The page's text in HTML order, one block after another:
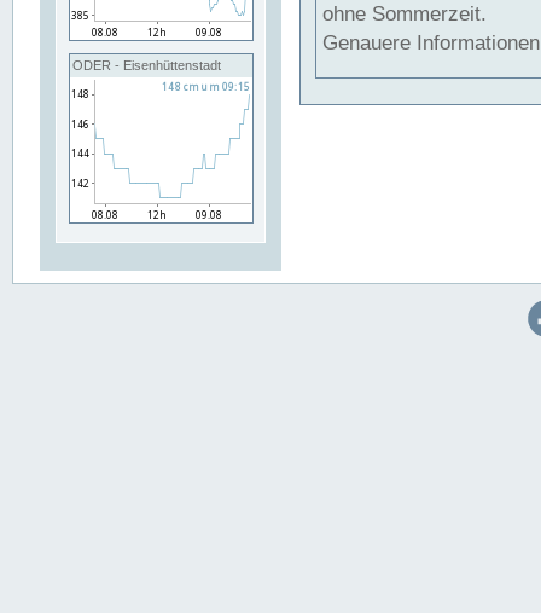
ODER - Eisenhüttenstadt
ohne Sommerzeit.
Genauere